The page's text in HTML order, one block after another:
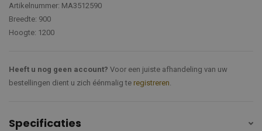
Artikelnummer: MA3512590
Breedte: 900
Hoogte: 1200
Heeft u nog geen account? Voor een juiste afhandeling van uw
bestellingen dient u zich éénmalig te registreren.
Specificaties